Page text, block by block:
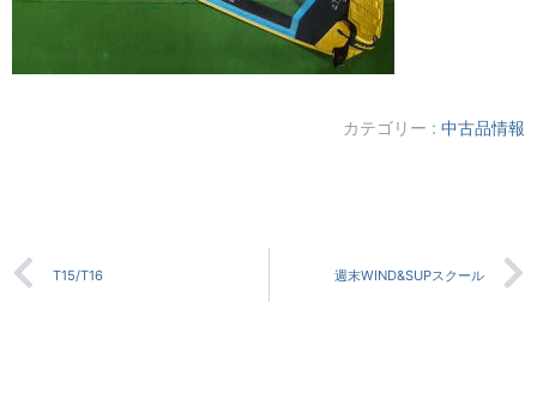
カテゴリー : 中古品情報
T15/T16 週末WIND&SUPスクール